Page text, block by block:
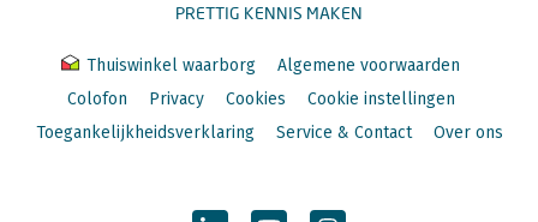
PRETTIG KENNIS MAKEN
Thuiswinkel waarborg
Algemene voorwaarden
Colofon
Privacy Cookies
Cookie instellingen
Toegankelijkheidsverklaring
Service & Contact Over ons